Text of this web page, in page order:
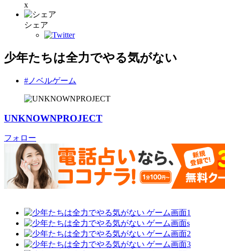
x
シェア
少年たちは全力でやる気がない
#ノベルゲーム
UNKNOWNPROJECT
フォロー